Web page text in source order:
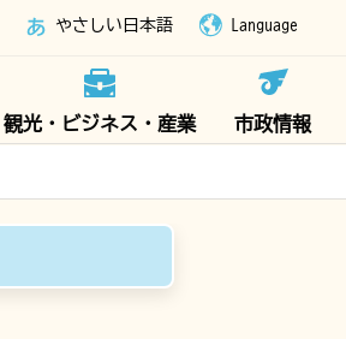
やさしい日本語 Language
観光・ビジネス・産業 市政情報